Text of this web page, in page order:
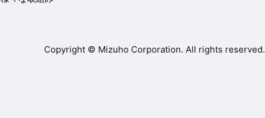
Copyright © Mizuho Corporation. All rights reserved.